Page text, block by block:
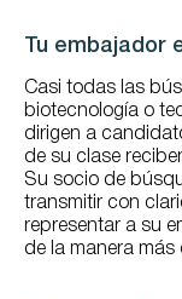
Tu embajador
Casi todas las
biotecnología o
dirigen a
de su clase
Su socio de
transmitir con
representar a su
de la manera más